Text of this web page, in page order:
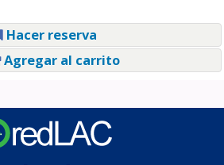
Hacer reserva
Agregar al carrito